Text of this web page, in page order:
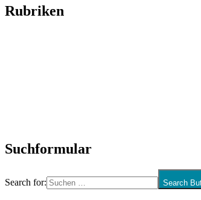
Rubriken
Suchformular
Search for: Search